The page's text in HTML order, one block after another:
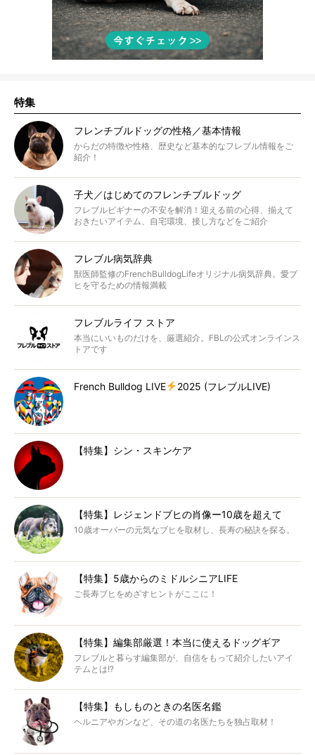
特集
フレンチブルドッグの性格／基本情報
からだの特徴や性格、歴史など基本的なフレブル情報をご
紹介！
子犬／はじめてのフレンチブルドッグ
フレブルビギナーの不安を解消！迎える前の心得、揃えて
おきたいアイテム、自宅環境、接し方などをご紹介
フレブル病気辞典
獣医師監修のFrenchBulldogLifeオリジナル病気辞典。愛ブ
ヒを守るための情報満載
フレブルライフ ストア
本当にいいものだけを、厳選紹介。FBLの公式オンラインス
トアです
French Bulldog LIVE 2025 (フレブルLIVE)
【特集】シン・スキンケア
【特集】レジェンドブヒの肖像ー10歳を超えて
10歳オーバーの元気なブヒを取材し、長寿の秘訣を探る。
【特集】5歳からのミドルシニアLIFE
ご長寿ブヒをめざすヒントがここに！
【特集】編集部厳選！本当に使えるドッグギア
フレブルと暮らす編集部が、自信をもって紹介したいアイ
テムとは!?
【特集】もしものときの名医名鑑
ヘルニアやガンなど、その道の名医たちを独占取材！